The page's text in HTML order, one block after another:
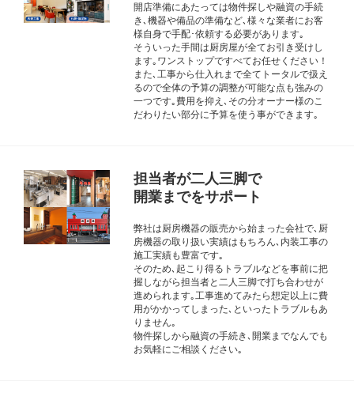
開店準備にあたっては物件探しや融資の手続
き､機器や備品の準備など､様々な業者にお客
様自身で手配･依頼する必要があります｡
そういった手間は厨房屋が全てお引き受けし
ます｡ワンストップですべてお任せください！
また､工事から仕入れまで全てトータルで扱え
るので全体の予算の調整が可能な点も強みの
一つです｡費用を抑え､その分オーナー様のこ
だわりたい部分に予算を使う事ができます｡
担当者が二人三脚で
開業までをサポート
弊社は厨房機器の販売から始まった会社で､厨
房機器の取り扱い実績はもちろん､内装工事の
施工実績も豊富です｡
そのため､起こり得るトラブルなどを事前に把
握しながら担当者と二人三脚で打ち合わせが
進められます｡工事進めてみたら想定以上に費
用がかかってしまった､といったトラブルもあ
りません｡
物件探しから融資の手続き､開業までなんでも
お気軽にご相談ください｡